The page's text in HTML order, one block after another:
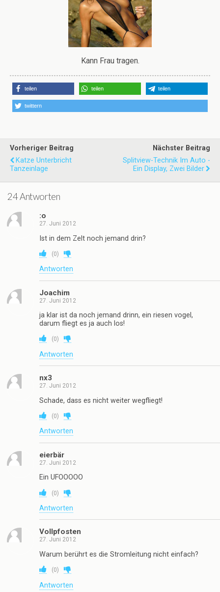
Kann Frau tragen.
teilen teilen teilen
twittern
Vorheriger Beitrag
Katze Unterbricht
Tanzeinlage
Nächster Beitrag
Splitview-Technik Im Auto -
Ein Display, Zwei Bilder
24 Antworten
:o
27. Juni 2012
Ist in dem Zelt noch jemand drin?
(0)
Antworten
Joachim
27. Juni 2012
ja klar ist da noch jemand drinn, ein riesen vogel,
darum fliegt es ja auch los!
(0)
Antworten
nx3
27. Juni 2012
Schade, dass es nicht weiter wegfliegt!
(0)
Antworten
eierbär
27. Juni 2012
Ein UFOOOOO
(0)
Antworten
Vollpfosten
27. Juni 2012
Warum berührt es die Stromleitung nicht einfach?
(0)
Antworten